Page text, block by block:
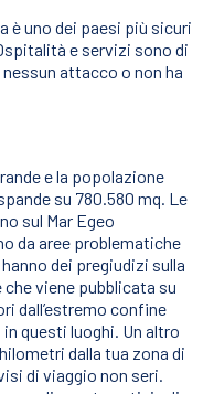
è uno dei paesi più sicuri
e servizi sono di
attacco o non ha
e la popolazione
su 780.580 mq. Le
sul Mar Egeo
da aree problematiche
dei pregiudizi sulla
che viene pubblicata su
dall’estremo confine
in questi luoghi. Un altro
dalla tua zona di
di viaggio non seri.